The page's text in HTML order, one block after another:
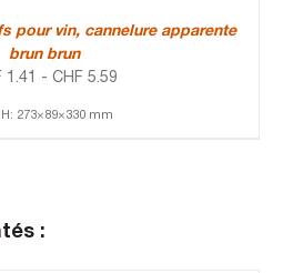
pour vin, cannelure apparente
brun brun
1.41 - CHF 5.59
273×89×330 mm
: